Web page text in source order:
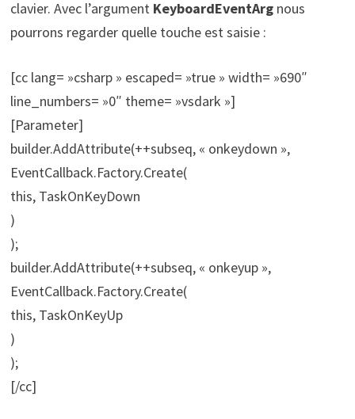
clavier. Avec l’argument KeyboardEventArgnous
pourrons regarder quelle touche est saisie :
[cc lang= »csharp » escaped= »true » width= »690″
line_numbers= »0″ theme= »vsdark »]
[Parameter]
builder.AddAttribute(++subseq, « onkeydown »,
EventCallback.Factory.Create(
this, TaskOnKeyDown
)
);
builder.AddAttribute(++subseq, « onkeyup »,
EventCallback.Factory.Create(
this, TaskOnKeyUp
)
);
[/cc]